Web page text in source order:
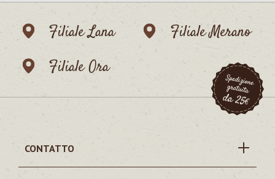
Filiale Lana
Filiale Merano
Filiale Ora
CONTATTO